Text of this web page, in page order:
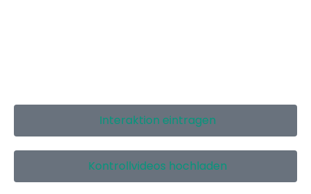
Interaktion eintragen
Kontrollvideos hochladen